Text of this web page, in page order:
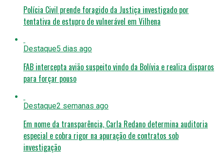
Polícia Civil prende foragido da Justiça investigado por
tentativa de estupro de vulnerável em Vilhena
Destaque5 dias ago
FAB intercepta avião suspeito vindo da Bolívia e realiza disparos
para forçar pouso
Destaque2 semanas ago
Em nome da transparência, Carla Redano determina auditoria
especial e cobra rigor na apuração de contratos sob
investigação